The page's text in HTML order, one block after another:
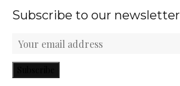
Subscribe to our newsletter